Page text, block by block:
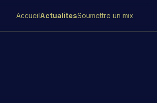
AccueilActualitesSoumettre un mix